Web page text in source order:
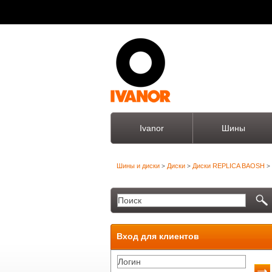
Ivanor Шины
Шины и диски > Диски > Диски REPLICA BAOSH >
Вход для клиентов